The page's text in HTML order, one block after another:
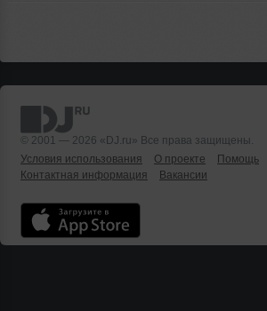
© 2001 — 2026 «DJ.ru» Все права защищены.
Условия использования
О проекте Помощь
Контактная информация
Вакансии